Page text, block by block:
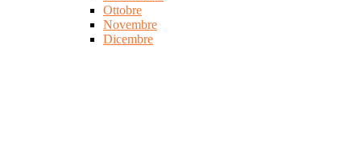
Ottobre
Novembre
Dicembre